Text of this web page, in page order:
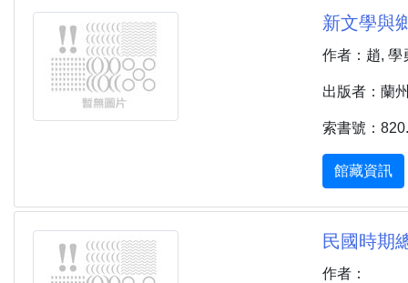
新文學與
作者：趙, 學
出版者：蘭
索書號：
館藏資訊
民國時期
作者：